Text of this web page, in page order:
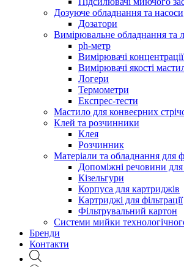
Дозуюче обладнання та насоси
Дозатори
Вимірювальне обладнання та
ph-метр
Вимірювачі концентрації
Вимірювачі якості
Логери
Термометри
Експрес-тести
Мастило для конвеєрних
Клей та розчинники
Клея
Розчинник
Матеріали та обладнання для
Допоміжні речовини для
Кізельгури
Корпуса для картриджів
Картриджі для фільтрації
Фільтрувальний картон
Системи мийки
Бренди
Контакти